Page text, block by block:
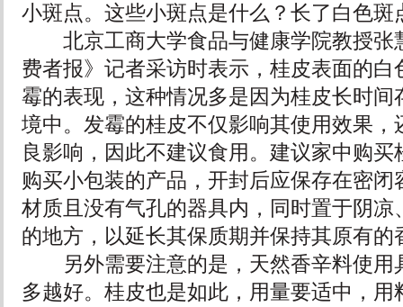
小斑点。这些小斑点是什么？长了白色斑
北京工商大学食品与健康学院教授张
费者报》记者采访时表示，桂皮表面的白
霉的表现，这种情况多是因为桂皮长时间
境中。发霉的桂皮不仅影响其使用效果，
良影响，因此不建议食用。建议家中购
购买小包装的产品，开封后应保存在密闭
材质且没有气孔的器具内，同时置于阴凉
的地方，以延长其保质期并保持其原有的
另外需要注意的是，天然香辛料使用
多越好。桂皮也是如此，用量要适中，用